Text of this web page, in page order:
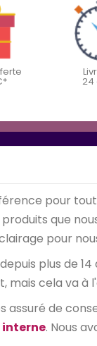
24
pour
produits que
pour
depuis plus de
mais cela va à
assuré de
interne. Nous